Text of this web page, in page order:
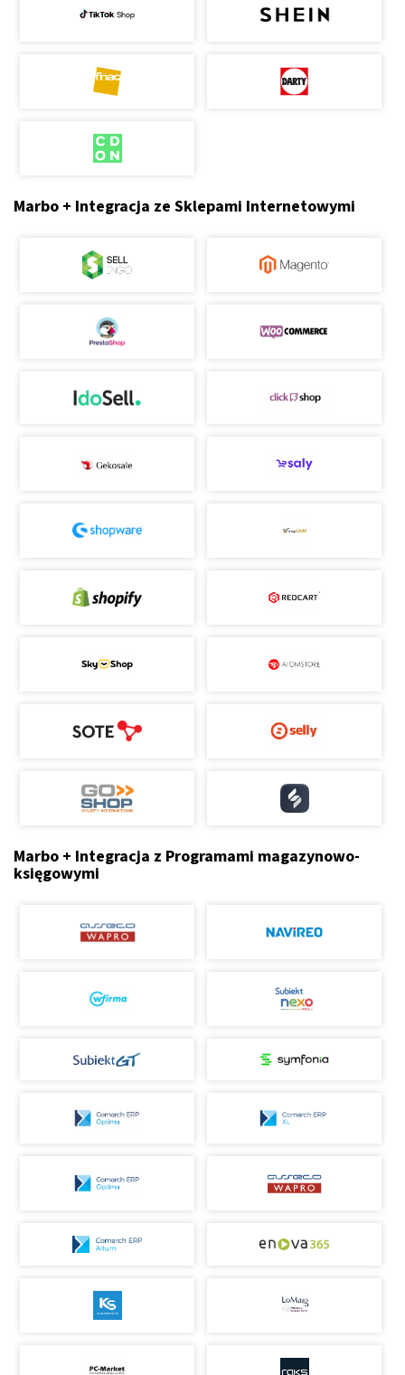
Marbo + Integracja ze Sklepami Internetowymi
Marbo + Integracja z Programami magazynowo-
księgowymi